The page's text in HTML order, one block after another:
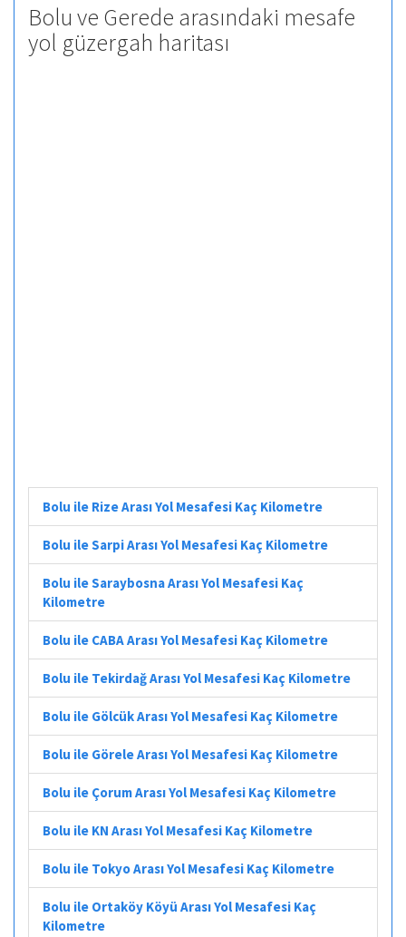
Bolu ve Gerede arasındaki mesafe
yol güzergah haritası
Bolu ile Rize Arası Yol Mesafesi Kaç Kilometre
Bolu ile Sarpi Arası Yol Mesafesi Kaç Kilometre
Bolu ile Saraybosna Arası Yol Mesafesi Kaç
Kilometre
Bolu ile CABA Arası Yol Mesafesi Kaç Kilometre
Bolu ile Tekirdağ Arası Yol Mesafesi Kaç Kilometre
Bolu ile Gölcük Arası Yol Mesafesi Kaç Kilometre
Bolu ile Görele Arası Yol Mesafesi Kaç Kilometre
Bolu ile Çorum Arası Yol Mesafesi Kaç Kilometre
Bolu ile KN Arası Yol Mesafesi Kaç Kilometre
Bolu ile Tokyo Arası Yol Mesafesi Kaç Kilometre
Bolu ile Ortaköy Köyü Arası Yol Mesafesi Kaç
Kilometre